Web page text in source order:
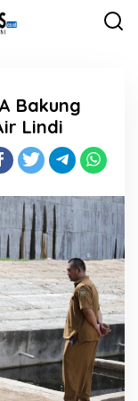
Bakung
Lindi